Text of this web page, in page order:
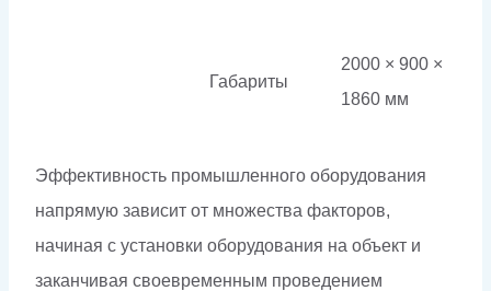
Габариты
2000 × 900 ×
1860 мм
Эффективность промышленного оборудования
напрямую зависит от множества факторов,
начиная с установки оборудования на объект и
заканчивая своевременным проведением